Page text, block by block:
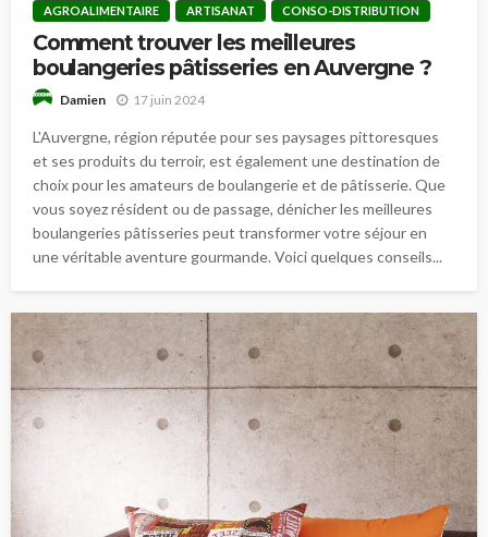
AGROALIMENTAIRE ARTISANAT CONSO-DISTRIBUTION
Comment trouver les meilleures
boulangeries pâtisseries en Auvergne ?
Damien 17 juin 2024
L'Auvergne, région réputée pour ses paysages pittoresques
et ses produits du terroir, est également une destination de
choix pour les amateurs de boulangerie et de pâtisserie. Que
vous soyez résident ou de passage, dénicher les meilleures
boulangeries pâtisseries peut transformer votre séjour en
une véritable aventure gourmande. Voici quelques conseils...